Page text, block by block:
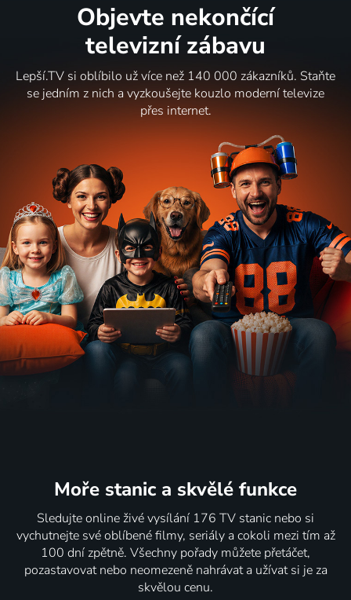
Objevte nekončící
televizní zábavu
Lepší.TV si oblíbilo už více než 140 000 zákazníků. Staňte
se jedním z nich a vyzkoušejte kouzlo moderní televize
přes internet.
Moře stanic a skvělé funkce
Sledujte online živé vysílání 176 TV stanic nebo si
vychutnejte své oblíbené filmy, seriály a cokoli mezi tím až
100 dní zpětně. Všechny pořady můžete přetáčet,
pozastavovat nebo neomezeně nahrávat a užívat si je za
skvělou cenu.